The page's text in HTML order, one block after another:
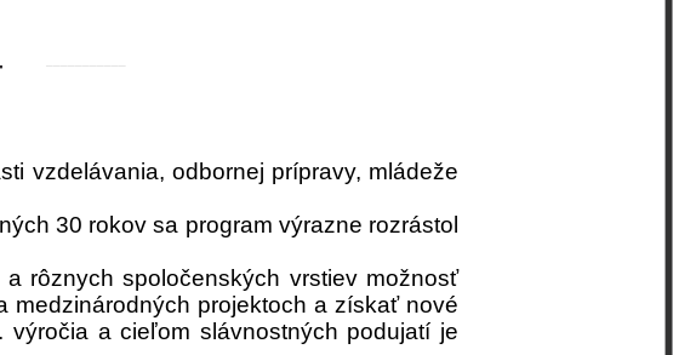
vzdelávania, odbornej prípravy, mládeže
30 rokov sa program výrazne rozrástol
rôznych spoločenských vrstiev možnosť
projektoch a získať nové
a cieľom slávnostných podujatí je